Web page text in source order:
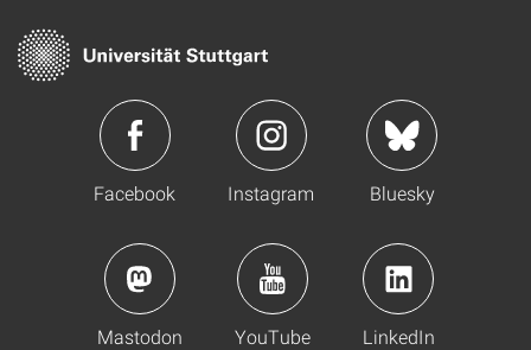
Facebook Instagram Bluesky
Mastodon YouTube LinkedIn